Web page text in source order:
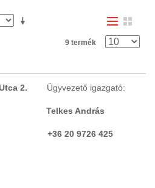
9 termék
Utca 2. Ügyvezető igazgató:
233 Telkes András
9726 425